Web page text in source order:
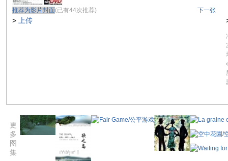
推荐为影片封面(已有44次推荐) 下一张
> 上传
更
多
图
集